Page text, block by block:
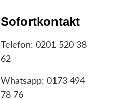
Sofortkontakt
Telefon: 0201 520 38
62
Whatsapp: 0173 494
78 76